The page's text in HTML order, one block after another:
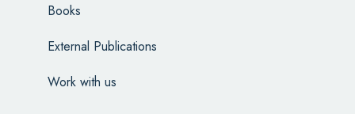
Books
External Publications
Work with us